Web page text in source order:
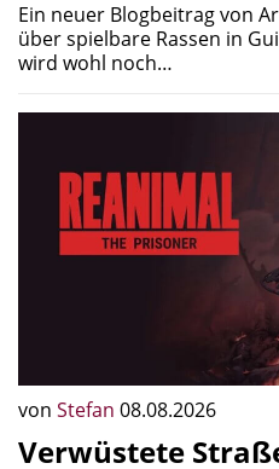
Ein neuer Blogbeitrag von
über spielbare Rassen in
wird wohl noch…
von Stefan 08.08.2026
Verwüstete